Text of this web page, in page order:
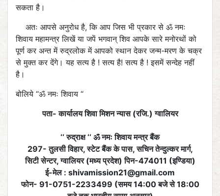
सकता है।
अतः आपसे अनुरोध है, कि आप जिस भी प्रकार से ॐ नमः
शिवाय महामन्त्र लिखें या जपें भगवान् शिव आपके सारे मनोरथों को
पूर्ण कर अन्त में रुद्रलोक में आपको स्थान देकर जन्म-मरण के चक्र
से मुक्त कर देंगे। यह सत्य है ! सत्य है! सत्य है ! इसमें सन्देह नहीं
है।
बोलिये ‘‘ॐ नमः शिवाय ‘‘
पता- कार्यालय शिवा मिशन न्यास (रजि.) ग्वालियर
‘‘ रुद्राक्ष ‘‘ ॐ नमः शिवाय मन्त्र बैंक
297- तुलसी विहार, स्टेट बैंक के पास, सचिन तेन्दुल्कर मार्ग,
सिटी सेन्टर, ग्वालियर (मध्य प्रदेश) पिन-474011 (इण्डिया)
ई-मेल : shivamission21@gmail.com
फोन- 91-0751-2233499 (समय 14:00 बजे से 18:00